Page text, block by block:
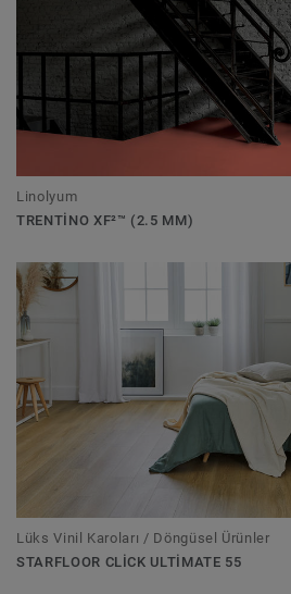
Linolyum
TRENTINO XF²™ (2.5 MM)
Lüks Vinil Karoları / Döngüsel Ürünler
STARFLOOR CLICK ULTIMATE 55